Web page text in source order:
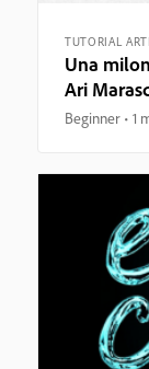
TUTORIAL
Una
Ari
Beginner 1